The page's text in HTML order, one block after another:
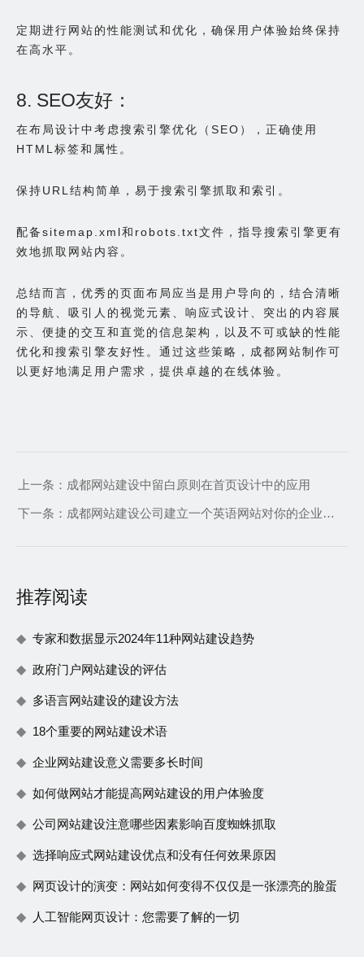
定期进行网站的性能测试和优化，确保用户体验始终保持
在高水平。
8. SEO友好：
在布局设计中考虑搜索引擎优化（SEO），正确使用
HTML标签和属性。
保持URL结构简单，易于搜索引擎抓取和索引。
配备sitemap.xml和robots.txt文件，指导搜索引擎更有
效地抓取网站内容。
总结而言，优秀的页面布局应当是用户导向的，结合清晰
的导航、吸引人的视觉元素、响应式设计、突出的内容展
示、便捷的交互和直觉的信息架构，以及不可或缺的性能
优化和搜索引擎友好性。通过这些策略，成都网站制作可
以更好地满足用户需求，提供卓越的在线体验。
上一条： 成都网站建设中留白原则在首页设计中的应用
下一条： 成都网站建设公司建立一个英语网站对你的企业的重要性
推荐阅读
专家和数据显示2024年11种网站建设趋势
政府门户网站建设的评估
多语言网站建设的建设方法
18个重要的网站建设术语
企业网站建设意义需要多长时间
如何做网站才能提高网站建设的用户体验度
公司网站建设注意哪些因素影响百度蜘蛛抓取
选择响应式网站建设优点和没有任何效果原因
网页设计的演变：网站如何变得不仅仅是一张漂亮的脸蛋
人工智能网页设计：您需要了解的一切